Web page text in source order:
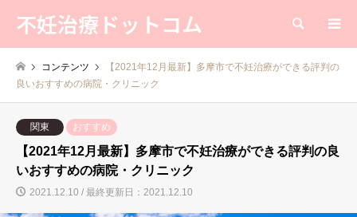
不妊治療ドットコム 検索
コンテンツ
【2021年12月最新】多摩市で不妊治療ができる評判の
良いおすすめの病院・クリニック
関東 おすすめ
【2021年12月最新】多摩市で不妊治療ができる評判の良
いおすすめの病院・クリニック
2021.12.10 / 最終更新日：2021.12.10